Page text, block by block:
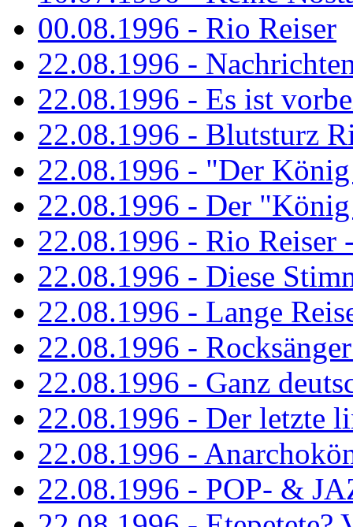
00.08.1996 - Rio Reiser
22.08.1996 -
22.08.1996 - Es ist
22.08.1996 - Blutsturz
22.08.1996 - "Der
22.08.1996 - Der
22.08.1996 - Rio Reiser
22.08.1996 - Diese
22.08.1996 - Lange
22.08.1996 -
22.08.1996 - Ganz
22.08.1996 - Der letzte
22.08.1996 -
22.08.1996 - POP- &